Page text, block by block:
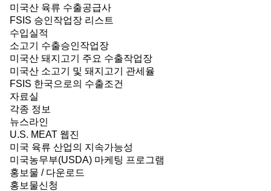
미국산 육류 수출공급사
FSIS 승인작업장 리스트
수입실적
소고기 수출승인작업장
미국산 돼지고기 주요 수출작업장
미국산 소고기 및 돼지고기 관세율
FSIS 한국으로의 수출조건
자료실
각종 정보
뉴스라인
U.S. MEAT 웹진
미국 육류 산업의 지속가능성
미국농무부(USDA) 마케팅 프로그램
홍보물 / 다운로드
홍보물신청